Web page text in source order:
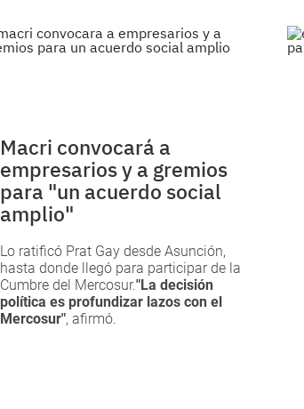
Macri convocará a
empresarios y a gremios
para "un acuerdo social
amplio"
Lo ratificó Prat Gay desde Asunción,
hasta donde llegó para participar de la
Cumbre del Mercosur."La decisión
política es profundizar lazos con el
Mercosur", afirmó.